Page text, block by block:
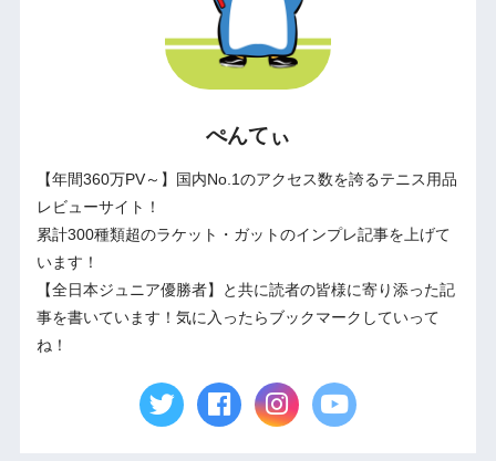
ぺんてぃ
【年間360万PV～】国内No.1のアクセス数を誇るテニス用品
レビューサイト！
累計300種類超のラケット・ガットのインプレ記事を上げて
います！
【全日本ジュニア優勝者】と共に読者の皆様に寄り添った記
事を書いています！気に入ったらブックマークしていって
ね！